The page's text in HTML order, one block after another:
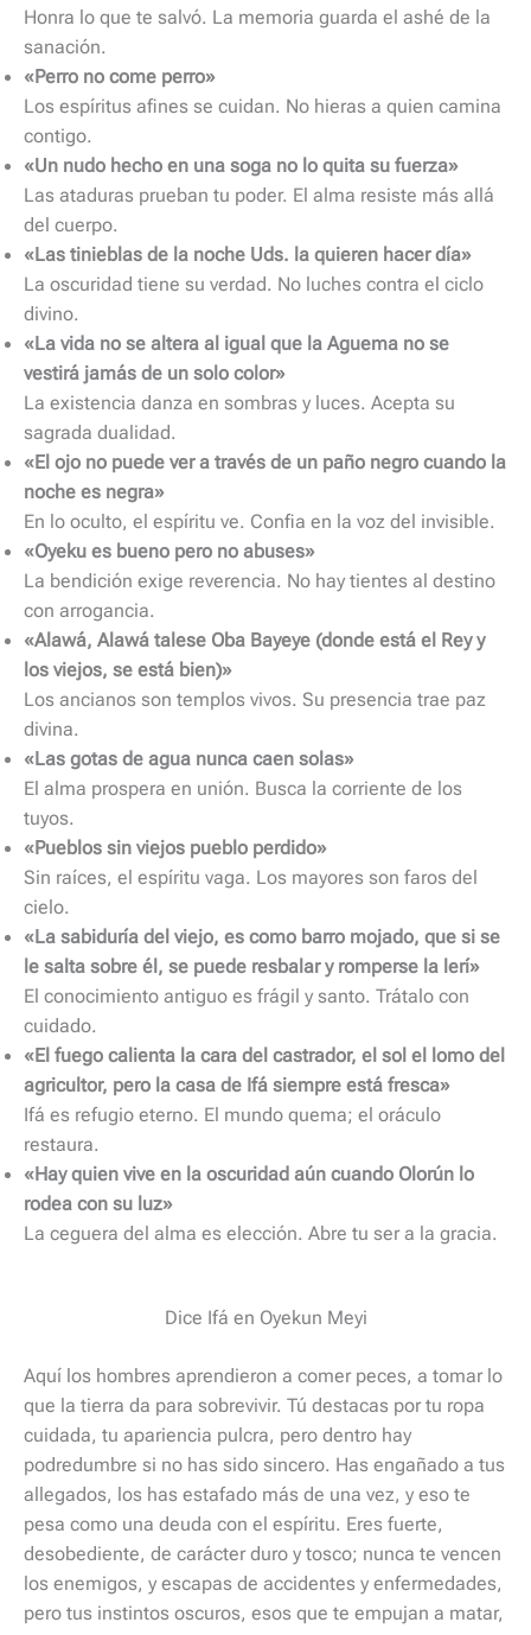
Honra lo que te salvó. La memoria guarda el ashé de la
sanación.
«Perro no come perro»
Los espíritus afines se cuidan. No hieras a quien camina
contigo.
«Un nudo hecho en una soga no lo quita su fuerza»
Las ataduras prueban tu poder. El alma resiste más allá
del cuerpo.
«Las tinieblas de la noche Uds. la quieren hacer día»
La oscuridad tiene su verdad. No luches contra el ciclo
divino.
«La vida no se altera al igual que la Aguema no se
vestirá jamás de un solo color»
La existencia danza en sombras y luces. Acepta su
sagrada dualidad.
«El ojo no puede ver a través de un paño negro cuando la
noche es negra»
En lo oculto, el espíritu ve. Confia en la voz del invisible.
«Oyeku es bueno pero no abuses»
La bendición exige reverencia. No hay tientes al destino
con arrogancia.
«Alawá, Alawá talese Oba Bayeye (donde está el Rey y
los viejos, se está bien)»
Los ancianos son templos vivos. Su presencia trae paz
divina.
«Las gotas de agua nunca caen solas»
El alma prospera en unión. Busca la corriente de los
tuyos.
«Pueblos sin viejos pueblo perdido»
Sin raíces, el espíritu vaga. Los mayores son faros del
cielo.
«La sabiduría del viejo, es como barro mojado, que si se
le salta sobre él, se puede resbalar y romperse la lerí»
El conocimiento antiguo es frágil y santo. Trátalo con
cuidado.
«El fuego calienta la cara del castrador, el sol el lomo del
agricultor, pero la casa de Ifá siempre está fresca»
Ifá es refugio eterno. El mundo quema; el oráculo
restaura.
«Hay quien vive en la oscuridad aún cuando Olorún lo
rodea con su luz»
La ceguera del alma es elección. Abre tu ser a la gracia.
Dice Ifá en Oyekun Meyi
Aquí los hombres aprendieron a comer peces, a tomar lo
que la tierra da para sobrevivir. Tú destacas por tu ropa
cuidada, tu apariencia pulcra, pero dentro hay
podredumbre si no has sido sincero. Has engañado a tus
allegados, los has estafado más de una vez, y eso te
pesa como una deuda con el espíritu. Eres fuerte,
desobediente, de carácter duro y tosco; nunca te vencen
los enemigos, y escapas de accidentes y enfermedades,
pero tus instintos oscuros, esos que te empujan a matar,